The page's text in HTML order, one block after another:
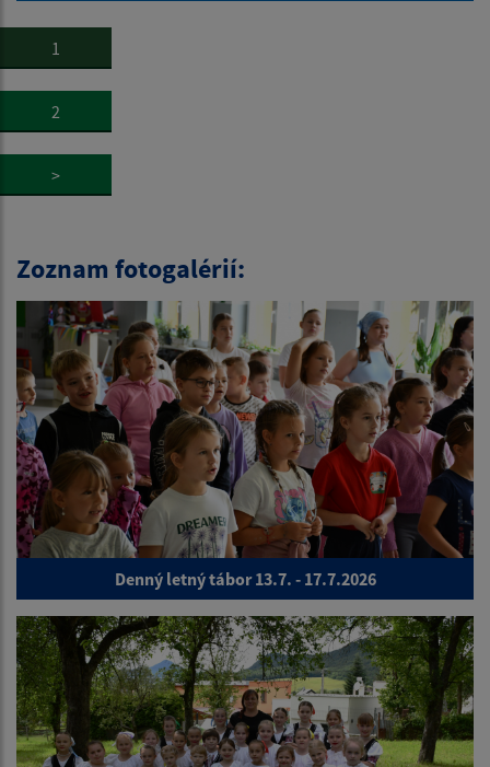
1
2
>
Zoznam fotogalérií:
Denný letný tábor 13.7. - 17.7.2026